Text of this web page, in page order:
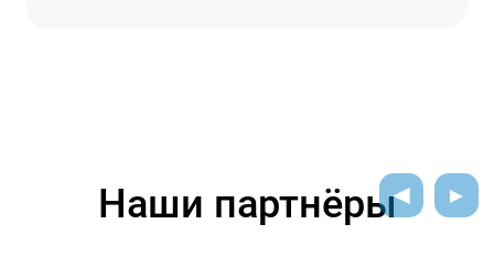
Наши партнёры